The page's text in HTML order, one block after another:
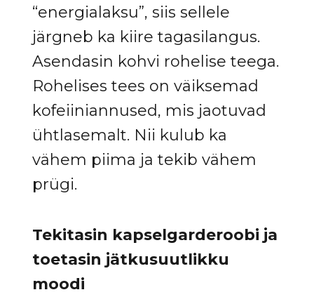
“energialaksu”, siis sellele
järgneb ka kiire tagasilangus.
Asendasin kohvi rohelise teega.
Rohelises tees on väiksemad
kofeiiniannused, mis jaotuvad
ühtlasemalt. Nii kulub ka
vähem piima ja tekib vähem
prügi.
Tekitasin kapselgarderoobi ja
toetasin jätkusuutlikku
moodi